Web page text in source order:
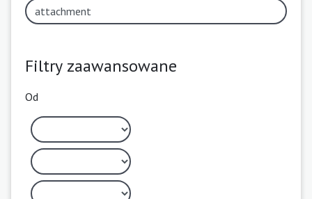
Filtry zaawansowane
Od